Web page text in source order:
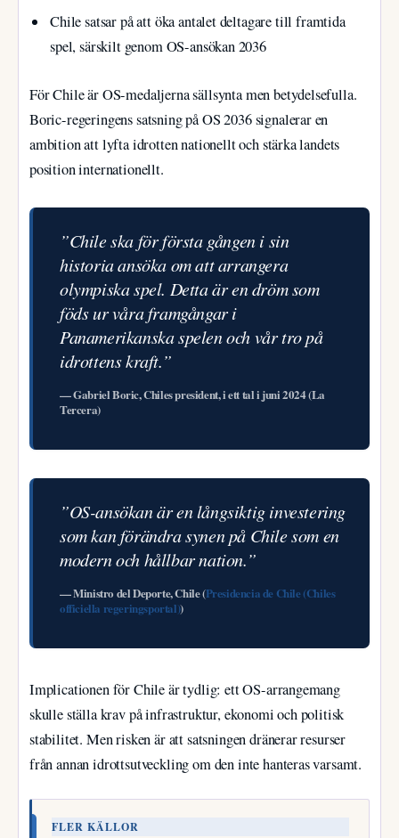
Chile satsar på att öka antalet deltagare till framtida
spel, särskilt genom OS-ansökan 2036
För Chile är OS-medaljerna sällsynta men betydelsefulla.
Boric-regeringens satsning på OS 2036 signalerar en
ambition att lyfta idrotten nationellt och stärka landets
position internationellt.
”Chile ska för första gången i sin
historia ansöka om att arrangera
olympiska spel. Detta är en dröm som
föds ur våra framgångar i
Panamerikanska spelen och vår tro på
idrottens kraft.”
— Gabriel Boric, Chiles president, i ett tal i juni 2024 (La
Tercera)
”OS-ansökan är en långsiktig investering
som kan förändra synen på Chile som en
modern och hållbar nation.”
— Ministro del Deporte, Chile (Presidencia de Chile (Chiles
officiella regeringsportal))
Implicationen för Chile är tydlig: ett OS-arrangemang
skulle ställa krav på infrastruktur, ekonomi och politisk
stabilitet. Men risken är att satsningen dränerar resurser
från annan idrottsutveckling om den inte hanteras varsamt.
FLER KÄLLOR